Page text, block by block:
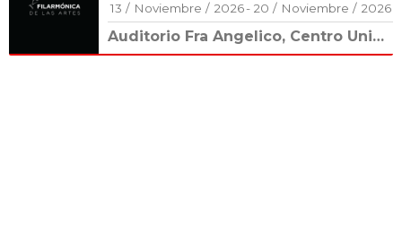
13 / Noviembre / 2026 - 20 / Noviembre / 2026
Auditorio Fra Angelico, Centro Universitario Cultural (CUC)